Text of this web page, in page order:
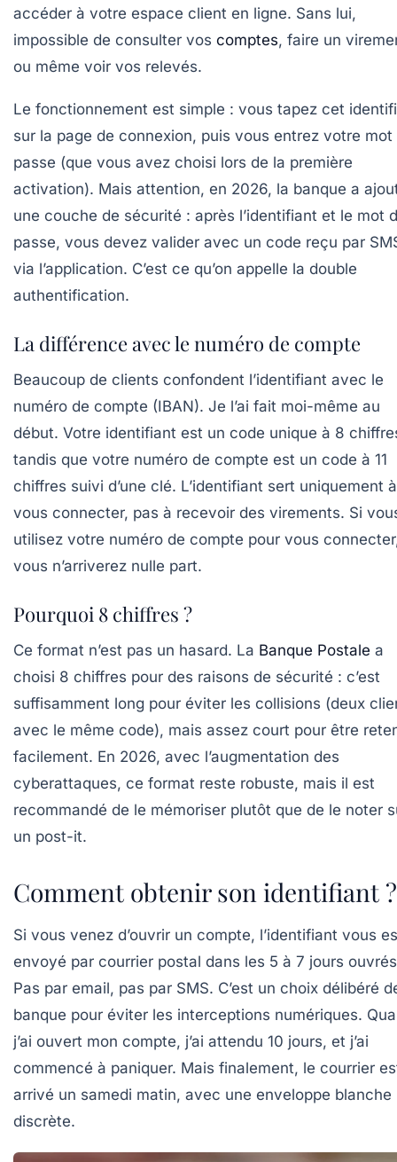
accéder à votre espace client en ligne. Sans lui,
impossible de consulter vos comptes, faire un
ou même voir vos relevés.
Le fonctionnement est simple : vous tapez cet
sur la page de connexion, puis vous entrez votre mot
passe (que vous avez choisi lors de la première
activation). Mais attention, en 2026, la banque a
une couche de sécurité : après l’identifiant et le mot
passe, vous devez valider avec un code reçu par
via l’application. C’est ce qu’on appelle la double
authentification.
La différence avec le numéro de compte
Beaucoup de clients confondent l’identifiant avec le
numéro de compte (IBAN). Je l’ai fait moi-même au
début. Votre identifiant est un code unique à 8
tandis que votre numéro de compte est un code à 11
chiffres suivi d’une clé. L’identifiant sert uniquement à
vous connecter, pas à recevoir des virements. Si
utilisez votre numéro de compte pour vous
vous n’arriverez nulle part.
Pourquoi 8 chiffres ?
Ce format n’est pas un hasard. La Banque Postale a
choisi 8 chiffres pour des raisons de sécurité : c’est
suffisamment long pour éviter les collisions (deux
avec le même code), mais assez court pour être
facilement. En 2026, avec l’augmentation des
cyberattaques, ce format reste robuste, mais il est
recommandé de le mémoriser plutôt que de le noter
un post-it.
Comment obtenir son identifiant ?
Si vous venez d’ouvrir un compte, l’identifiant vous
envoyé par courrier postal dans les 5 à 7 jours ouvrés
Pas par email, pas par SMS. C’est un choix délibéré
banque pour éviter les interceptions numériques.
j’ai ouvert mon compte, j’ai attendu 10 jours, et j’ai
commencé à paniquer. Mais finalement, le courrier
arrivé un samedi matin, avec une enveloppe blanche
discrète.